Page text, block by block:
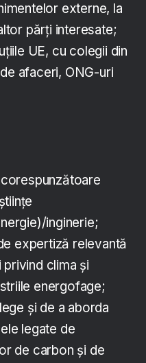
externe, la
părți interesate;
UE, cu colegii din
afaceri, ONG-uri
inginerie;
expertiză relevantă
privind clima și
energofage;
și de a aborda
legate de
de carbon și de